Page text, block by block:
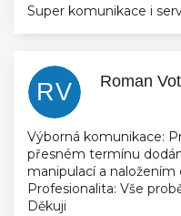
Super komunikace i
RV Roman
Hodnocení
Výborná komunikace:
přesném termínu
manipulací a
Profesionalita: Vše
Děkuji